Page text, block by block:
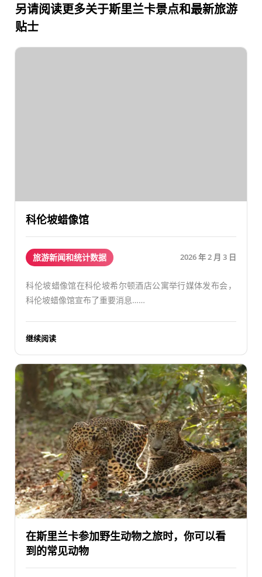
另请阅读更多关于斯里兰卡景点和最新旅游
贴士
科伦坡蜡像馆
旅游新闻和统计数据 2026 年 2 月 3 日
科伦坡蜡像馆在科伦坡希尔顿酒店公寓举行媒体发布会，
科伦坡蜡像馆宣布了重要消息……
继续阅读
在斯里兰卡参加野生动物之旅时，你可以看
到的常见动物